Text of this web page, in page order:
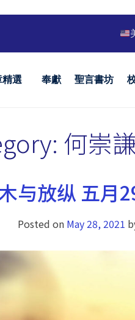
精選 奉獻 聖言書坊
何崇
与放纵 五月
Posted on May 28, 2021